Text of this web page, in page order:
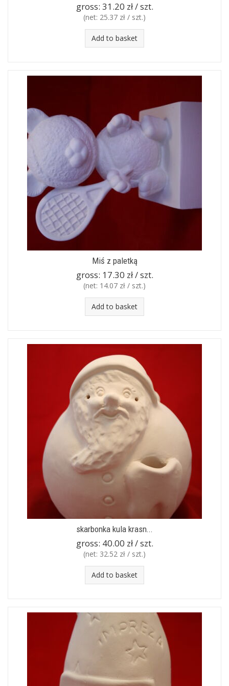
gross: 31.20 zł / szt.
(net: 25.37 zł / szt.)
Add to basket
Miś z paletką
gross: 17.30 zł / szt.
(net: 14.07 zł / szt.)
Add to basket
skarbonka kula krasn...
gross: 40.00 zł / szt.
(net: 32.52 zł / szt.)
Add to basket